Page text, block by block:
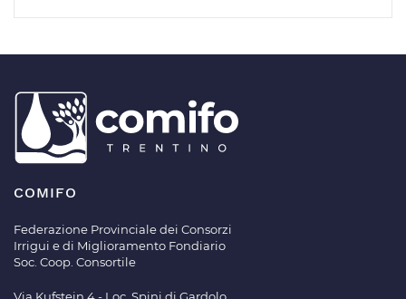
COMIFO
Federazione Provinciale dei Consorzi
Irrigui e di Miglioramento Fondiario
Soc. Coop. Consortile